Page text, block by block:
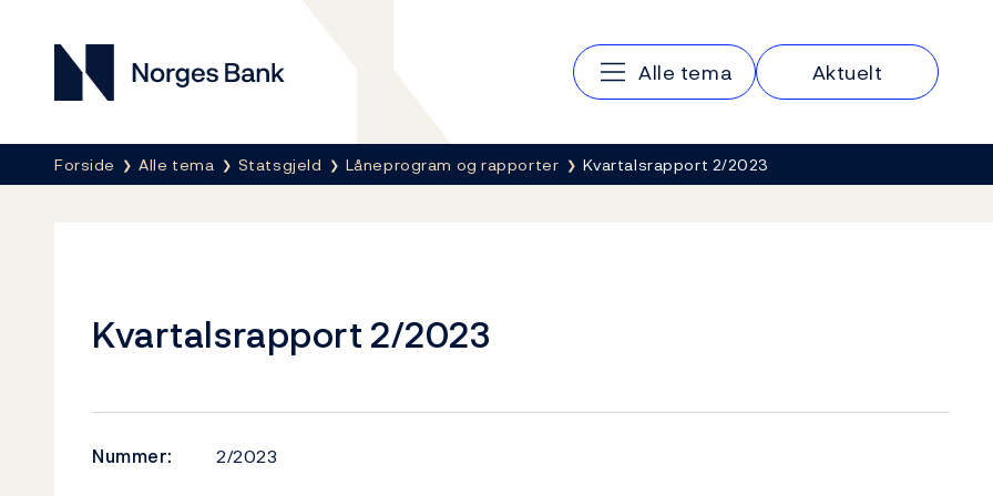
Norges Bank
Hovedmeny
Alle tema Aktuelt
Her er du nå:
Forside Alle tema Statsgjeld Låneprogram og rapporter Kvartalsrapport 2/2023
Kvartalsrapport 2/2023
Nummer: 2/2023